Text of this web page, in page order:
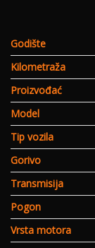
Godište
Kilometraža
Proizvođać
Model
Tip vozila
Gorivo
Transmisija
Pogon
Vrsta motora